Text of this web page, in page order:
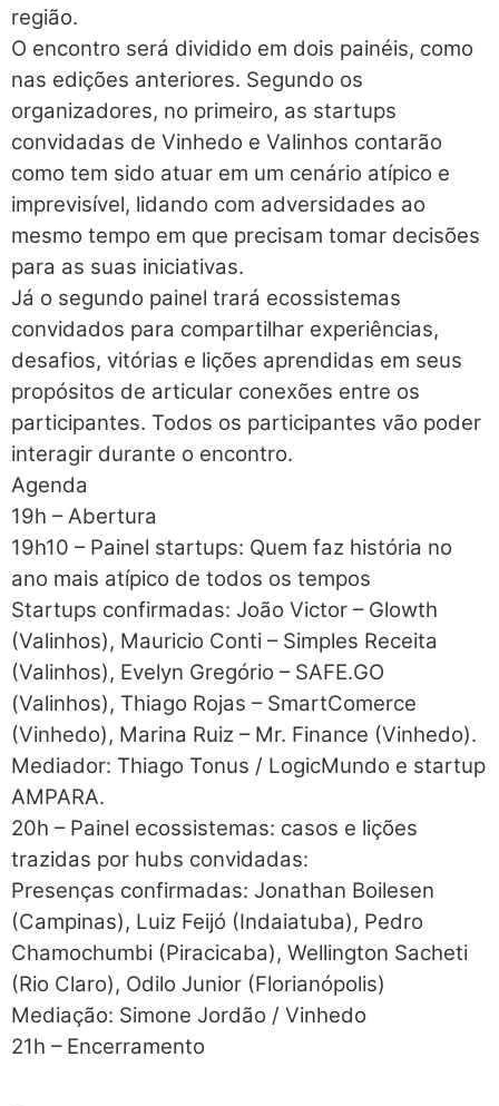
região.
O encontro será dividido em dois painéis, como
nas edições anteriores. Segundo os
organizadores, no primeiro, as startups
convidadas de Vinhedo e Valinhos contarão
como tem sido atuar em um cenário atípico e
imprevisível, lidando com adversidades ao
mesmo tempo em que precisam tomar decisões
para as suas iniciativas.
Já o segundo painel trará ecossistemas
convidados para compartilhar experiências,
desafios, vitórias e lições aprendidas em seus
propósitos de articular conexões entre os
participantes. Todos os participantes vão poder
interagir durante o encontro.
Agenda
19h – Abertura
19h10 – Painel startups: Quem faz história no
ano mais atípico de todos os tempos
Startups confirmadas: João Victor – Glowth
(Valinhos), Mauricio Conti – Simples Receita
(Valinhos), Evelyn Gregório – SAFE.GO
(Valinhos), Thiago Rojas – SmartComerce
(Vinhedo), Marina Ruiz – Mr. Finance (Vinhedo).
Mediador: Thiago Tonus / LogicMundo e startup
AMPARA.
20h – Painel ecossistemas: casos e lições
trazidas por hubs convidadas:
Presenças confirmadas: Jonathan Boilesen
(Campinas), Luiz Feijó (Indaiatuba), Pedro
Chamochumbi (Piracicaba), Wellington Sacheti
(Rio Claro), Odilo Junior (Florianópolis)
Mediação: Simone Jordão / Vinhedo
21h – Encerramento